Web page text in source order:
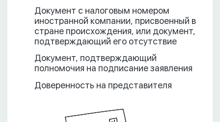
Документ с налоговым номером
иностранной компании, присвоенный в
стране происхождения, или документ,
подтверждающий его отсутствие
Документ, подтверждающий
полномочия на подписание заявления
Доверенность на представителя